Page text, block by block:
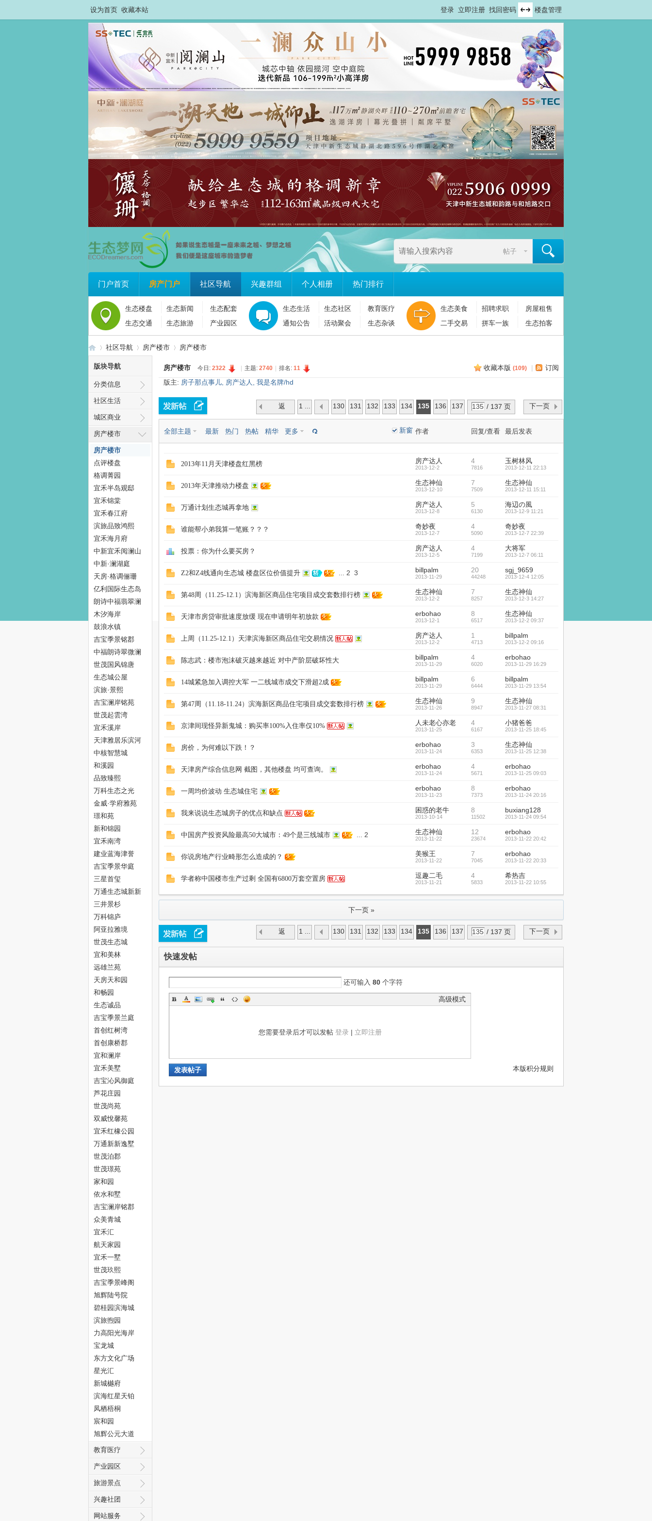
设为首页 收藏本站 登录 立即注册 找回密码 楼盘管理
帖子
门户首页 房产门户 社区导航 兴趣群组 个人相册 热门排行
搜索
生态楼盘 生态新闻
生态配套
生态交通
生态旅游 产业园区
生态生活 生态社区
教育医疗
通知公告
活动聚会 生态杂谈
生态美食 招聘求职
房屋租售
二手交易
拼车一族 生态拍客
生
态
网
新
天
津
生
态
»
社区导航 房产楼市 房产楼市
版块导航
分类信息
社区生活
城区商业
房产楼市
房产楼市
点评楼盘
格调菁园
宜禾半岛观邸
宜禾锦棠
宜禾春江府
滨旅品致鸿熙
宜禾海月府
中新宜禾阅澜山
中新·澜湖庭
天房·格调俪珊
亿利国际生态岛
朗诗中福翡翠澜
湾
木汐海岸
鼓浪水镇
吉宝季景铭郡
中福朗诗翠微澜
阁
世茂国风锦唐
生态城公屋
滨旅·景熙
吉宝澜岸铭苑
世茂起雲湾
宜禾溪岸
天津雅居乐滨河
雅郡
中核智慧城
和溪园
品致臻熙
万科生态之光
金威·学府雅苑
璟和苑
新和锦园
宜禾南湾
建业蓝海津誉
吉宝季景华庭
三星首玺
万通生态城新新
家园
三井景杉
万科锦庐
阿亚拉雅境
世茂生态城
宜和美林
远雄兰苑
天房天和园
和畅园
生态诚品
吉宝季景兰庭
首创红树湾
首创康桥郡
宜和澜岸
宜禾美墅
吉宝沁风御庭
芦花庄园
世茂尚苑
双威悅馨苑
宜禾红橡公园
万通新新逸墅
世茂泊郡
世茂璟苑
家和园
依水和墅
吉宝澜岸铭郡
众美青城
宜禾汇
航天家园
宜禾一墅
世茂玖熙
吉宝季景峰阁
旭辉陆号院
碧桂园滨海城
滨旅煦园
力高阳光海岸
宝龙城
东方文化广场
星光汇
新城樾府
滨海红星天铂
凤栖梧桐
宸和园
旭辉公元大道
教育医疗
产业园区
旅游景点
兴趣社团
网站服务
收藏本版 (109) | 订阅
房产楼市 今日: 2322 主题: 2740 排名: 11
版主: 房子那点事儿 房产达人 我是名牌/hd
1 ... 130 131 132 133 134 135 136 137 / 137 页 下一页
返
回
新窗
全部主题 最新 热门 热帖 精华 更多 作者 回复/查看 最后发表
2013年11月天津楼盘红黑榜 房产达人
2013-12-2
4
7816
玉树林风
2013-12-11 22:13
2013年天津推动力楼盘 生态神仙
2013-12-10
7
7509
生态神仙
2013-12-11 15:11
万通计划生态城再拿地 房产达人
2013-12-8
5
6130
海辺の風
2013-12-9 11:21
谁能帮小弟我算一笔账？？？ 奇妙夜
2013-12-7
4
5090
奇妙夜
2013-12-7 22:39
投票：你为什么要买房？ 房产达人
2013-12-5
4
7199
大将军
2013-12-7 06:11
Z2和Z4线通向生态城 楼盘区位价值提升 2 3 billpalm
2013-11-29
20
44248
sgj_9659
2013-12-4 12:05
第48周（11.25-12.1）滨海新区商品住宅项目成交套数排行榜 生态神仙
2013-12-2
7
8257
生态神仙
2013-12-3 14:27
天津市房贷审批速度放缓 现在申请明年初放款 erbohao
2013-12-1
8
6517
生态神仙
2013-12-2 09:37
上周（11.25-12.1）天津滨海新区商品住宅交易情况 房产达人
2013-12-2
1
4713
billpalm
2013-12-2 09:16
陈志武：楼市泡沫破灭越来越近 对中产阶层破坏性大 billpalm
2013-11-29
4
6020
erbohao
2013-11-29 16:29
14城紧急加入调控大军 一二线城市成交下滑超2成 billpalm
2013-11-29
6
6444
billpalm
2013-11-29 13:54
第47周（11.18-11.24）滨海新区商品住宅项目成交套数排行榜 生态神仙
2013-11-26
9
8947
生态神仙
2013-11-27 08:31
京津间现怪异新鬼城：购买率100%入住率仅10% 人未老心亦老
2013-11-25
4
6167
小猪爸爸
2013-11-25 18:45
房价，为何难以下跌！？ erbohao
2013-11-24
3
6353
生态神仙
2013-11-25 12:38
天津房产综合信息网 截图，其他楼盘 均可查询。 erbohao
2013-11-24
4
5671
erbohao
2013-11-25 09:03
一周均价波动 生态城住宅 erbohao
2013-11-23
8
7373
erbohao
2013-11-24 20:16
我来说说生态城房子的优点和缺点 困惑的老牛
2013-10-14
8
11502
buxiang128
2013-11-24 09:54
中国房产投资风险最高50大城市：49个是三线城市 2 生态神仙
2013-11-22
12
23674
erbohao
2013-11-22 20:42
你说房地产行业畸形怎么造成的？ 美猴王
2013-11-22
7
7045
erbohao
2013-11-22 20:33
学者称中国楼市生产过剩 全国有6800万套空置房 逗趣二毛
2013-11-21
4
5833
希热吉
2013-11-22 10:55
下一页 »
1 ... 130 131 132 133 134 135 136 137 / 137 页 下一页
返
快速发帖
还可输入 80 个字符
高级模式
您需要登录后才可以发帖 登录 | 立即注册
本版积分规则
发表帖子